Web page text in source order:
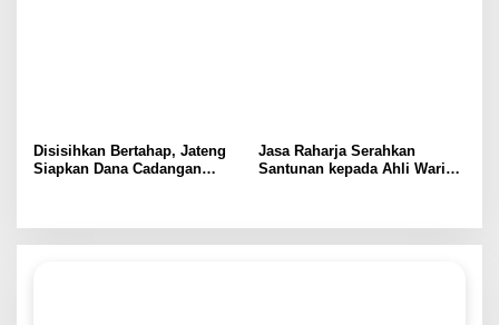
Disisihkan Bertahap, Jateng
Siapkan Dana Cadangan
Jasa Raharja Serahkan
Santunan kepada Ahli Waris